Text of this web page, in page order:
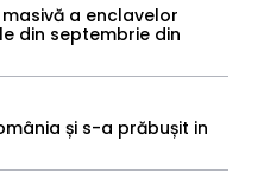
a enclavelor
din septembrie din
și s-a prăbușit in